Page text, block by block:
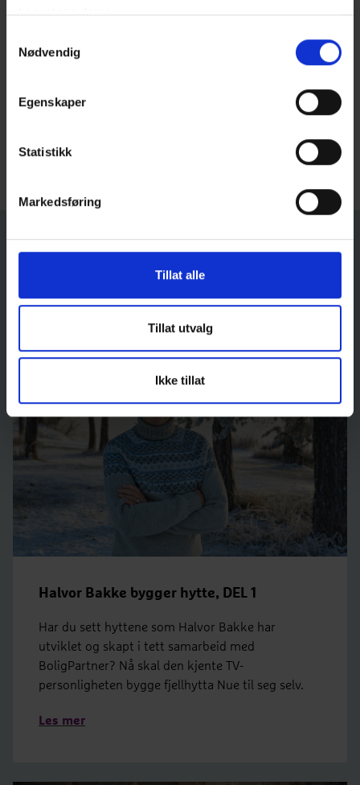
tjenestene deres.
Nødvendig
Egenskaper
Statistikk
Markedsføring
Tillat alle
Tillat utvalg
Ikke tillat
nydelig. Fra spisestua ser vi ingen andre hytter,
kun rett ut i naturen. Det er deilig, beskriver Halvor.
VELG KATEGORI
Halvor Bakke bygger hytte, DEL 1
Har du sett hyttene som Halvor Bakke har
utviklet og skapt i tett samarbeid med
BoligPartner? Nå skal den kjente TV-
personligheten bygge fjellhytta Nue til seg selv.
Les mer